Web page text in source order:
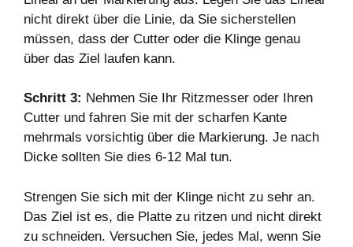
nicht direkt über die Linie, da Sie sicherstellen
müssen, dass der Cutter oder die Klinge genau
über das Ziel laufen kann.
Schritt 3: Nehmen Sie Ihr Ritzmesser oder Ihren
Cutter und fahren Sie mit der scharfen Kante
mehrmals vorsichtig über die Markierung. Je nach
Dicke sollten Sie dies 6-12 Mal tun.
Strengen Sie sich mit der Klinge nicht zu sehr an.
Das Ziel ist es, die Platte zu ritzen und nicht direkt
zu schneiden. Versuchen Sie, jedes Mal, wenn Sie